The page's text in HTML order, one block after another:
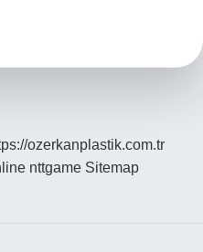
ozerkanplastik.com.tr
nttgame Sitemap